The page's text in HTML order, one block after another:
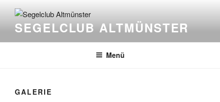
Inhalt
springenSEGELCLUB ALTMÜNSTER
Menü
GALERIE